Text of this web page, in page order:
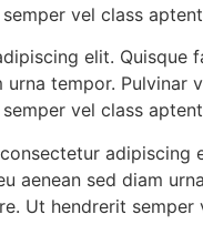
vel class
elit. Quisque
tempor.
vel class
adipiscing
aenean sed diam
Ut hendrerit